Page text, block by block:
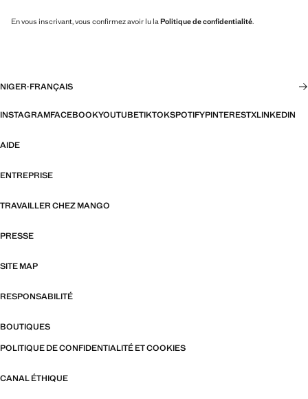
En vous inscrivant, vous confirmez avoir lu la Politique de confidentialité.
NIGER·FRANÇAIS
INSTAGRAMFACEBOOKYOUTUBETIKTOKSPOTIFYPINTERESTXLINKEDIN
AIDE
ENTREPRISE
TRAVAILLER CHEZ MANGO
PRESSE
SITE MAP
RESPONSABILITÉ
BOUTIQUES
POLITIQUE DE CONFIDENTIALITÉ ET COOKIES
CANAL ÉTHIQUE